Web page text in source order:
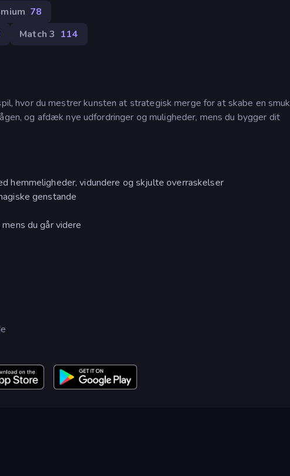
78
Match 3 114
hvor du mestrer kunsten at strategisk merge for at skabe en smuk
og afdæk nye udfordringer og muligheder, mens du bygger dit
hemmeligheder, vidundere og skjulte overraskelser
genstande
du går videre